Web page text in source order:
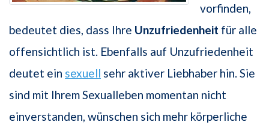
vorfinden,
bedeutet dies, dass Ihre Unzufriedenheit für alle
offensichtlich ist. Ebenfalls auf Unzufriedenheit
deutet ein sexuell sehr aktiver Liebhaber hin. Sie
sind mit Ihrem Sexualleben momentan nicht
einverstanden, wünschen sich mehr körperliche